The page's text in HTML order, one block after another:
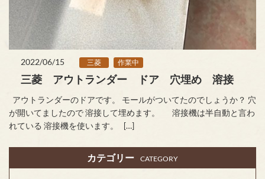
2022/06/15 三菱 作業中
三菱 アウトランダー ドア 穴埋め 溶接
アウトランダーのドアです。 モールがついてたのでしょうか？ 穴
が開いてましたので 溶接して埋めます。 溶接機は半自動と言わ
れている 溶接機を使います。 […]
カテゴリー CATEGORY